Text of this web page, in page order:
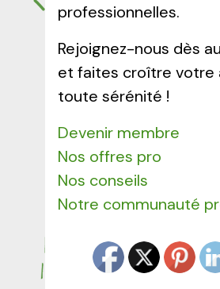
professionnelles.
Rejoignez-nous dès
et faites croître votre
toute sérénité !
Devenir membre
Nos offres pro
Nos conseils
Notre communauté